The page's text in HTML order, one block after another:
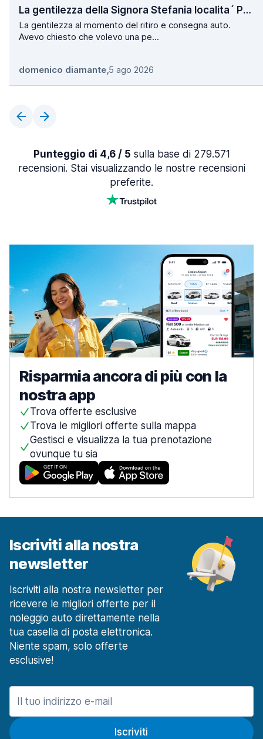
La gentilezza della Signora Stefania localita´ Poggio
La gentilezza al momento del ritiro e consegna auto.
Avevo chiesto che volevo una pe...
domenico diamante,5 ago 2026
Punteggio di 4,6 / 5 sulla base di 279.571
recensioni. Stai visualizzando le nostre recensioni
preferite.
Risparmia ancora di più con la
nostra app
Trova offerte esclusive
Trova le migliori offerte sulla mappa
Gestisci e visualizza la tua prenotazione
ovunque tu sia
Iscriviti alla nostra
newsletter
Iscriviti alla nostra newsletter per
ricevere le migliori offerte per il
noleggio auto direttamente nella
tua casella di posta elettronica.
Niente spam, solo offerte
esclusive!
Iscriviti